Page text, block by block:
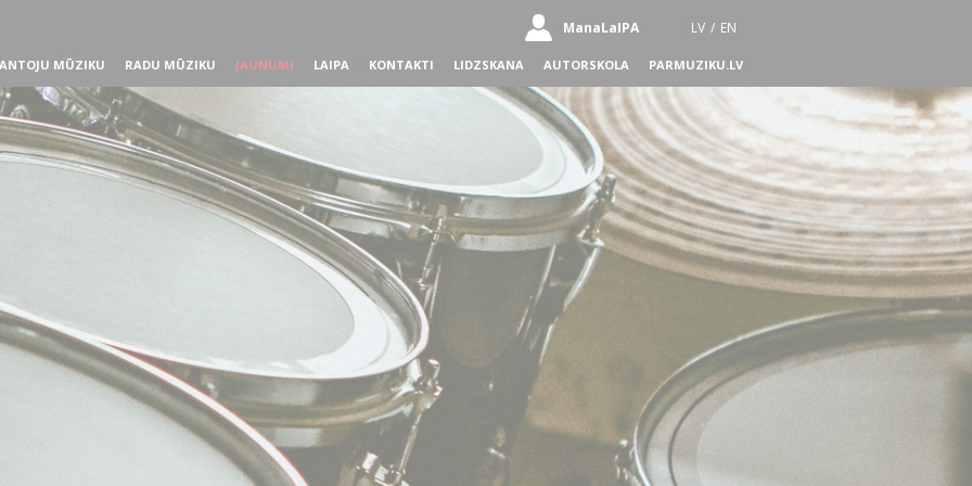
ManaLaIPA LV / EN
MŪZIKU RADU MŪZIKU JAUNUMI LAIPA KONTAKTI LIDZSKANA AUTORSKOLA PARMUZIKU.LV